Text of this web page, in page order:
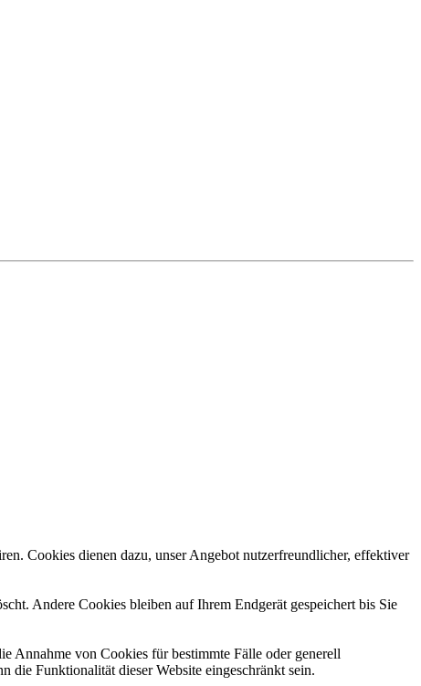
Cookies dienen dazu, unser Angebot nutzerfreundlicher, effektiver
Andere Cookies bleiben auf Ihrem Endgerät gespeichert bis Sie
Annahme von Cookies für bestimmte Fälle oder generell
die Funktionalität dieser Website eingeschränkt sein.